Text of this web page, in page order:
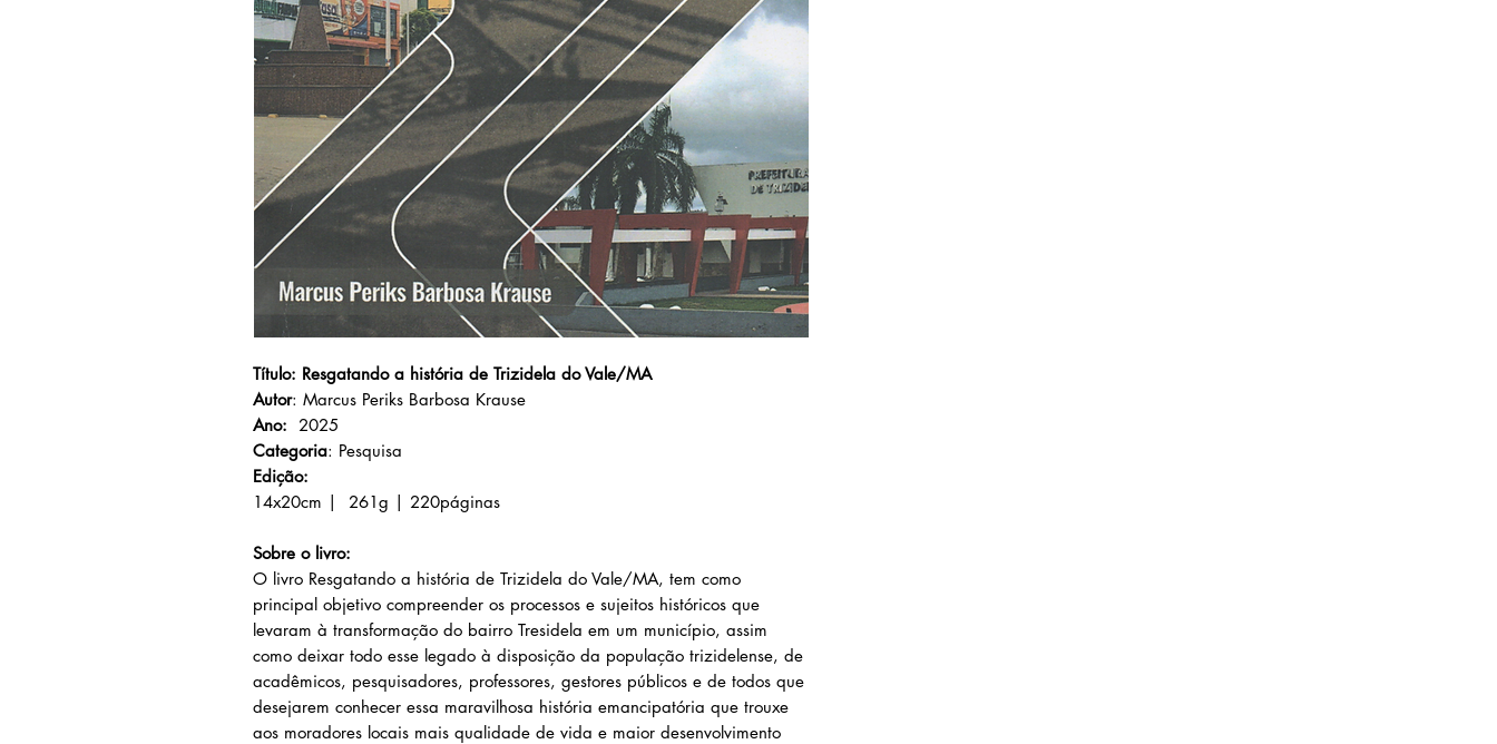
Título: Resgatando a história de Trizidela do Vale/MA
Autor: Marcus Periks Barbosa Krause
Ano: 2025
Categoria: Pesquisa
Edição:
14x20cm | 261g | 220páginas
Sobre o livro:
O livro Resgatando a história de Trizidela do Vale/MA, tem como
principal objetivo compreender os processos e sujeitos históricos que
levaram à transformação do bairro Tresidela em um município, assim
como deixar todo esse legado à disposição da população trizidelense, de
acadêmicos, pesquisadores, professores, gestores públicos e de todos que
desejarem conhecer essa maravilhosa história emancipatória que trouxe
aos moradores locais mais qualidade de vida e maior desenvolvimento